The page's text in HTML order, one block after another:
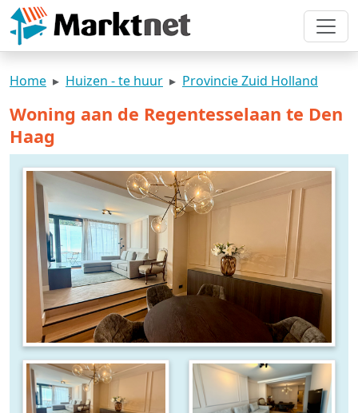
Home Huizen - te huur Provincie Zuid Holland
Woning aan de Regentesselaan te Den
Haag